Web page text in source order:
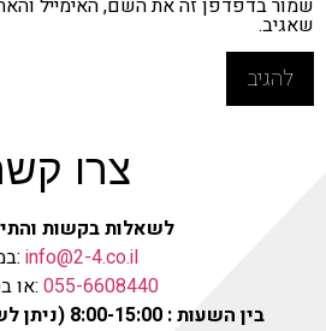
בדפדפן זה את השם, האימייל והאתר
צרו קשר
לשאלות בקשות
info@2-4.co.il:במייל
055-6608440:או
בין השעות : 8:00-15:00 (ניתן לשלוח גם וואטסאפ)